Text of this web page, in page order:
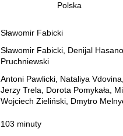
Polska
Sławomir Fabicki
Sławomir Fabicki, Denijal
Pruchniewski
Antoni Pawlicki, Nataliya
Jerzy Trela, Dorota Pomykała,
Wojciech Zieliński, Dmytro
103 minuty